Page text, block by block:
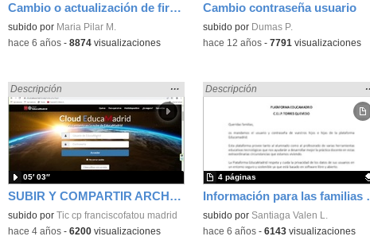
Cambio o actualización de firma de correo EducaMadrid
subido por Maria Pilar M.
-hace 6 años- 8874visualizaciones
Cambio contraseña usuario
subido por Dumas P.
-hace 12 años- 7791 visualizaciones
SUBIR Y COMPARTIR ARCHIVOS EN LA NUBE DE EDUCAMADRID
Encontrado «EducaMadrid» en:
Descripción
Mostrar
la
ubicación
búsqueda
…
subido por Tic cp franciscofatou madrid
05′ 03″
-hace 4 años- 6200visualizaciones
Información
Encontrado «EducaMadrid» en:
Descripción
Contenido educativo.
subido por Santiaga Valen L.
4 páginas
-hace 6 años- 6143visualizaciones